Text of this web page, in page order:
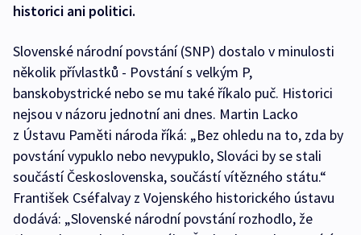
historici ani politici.
Slovenské národní povstání (SNP) dostalo v minulosti
několik přívlastků - Povstání s velkým P,
banskobystrické nebo se mu také říkalo puč. Historici
nejsou v názoru jednotní ani dnes. Martin Lacko
z Ústavu Paměti národa říká: „Bez ohledu na to, zda by
povstání vypuklo nebo nevypuklo, Slováci by se stali
součástí Československa, součástí vítězného státu.“
František Cséfalvay z Vojenského historického ústavu
dodává: „Slovenské národní povstání rozhodlo, že